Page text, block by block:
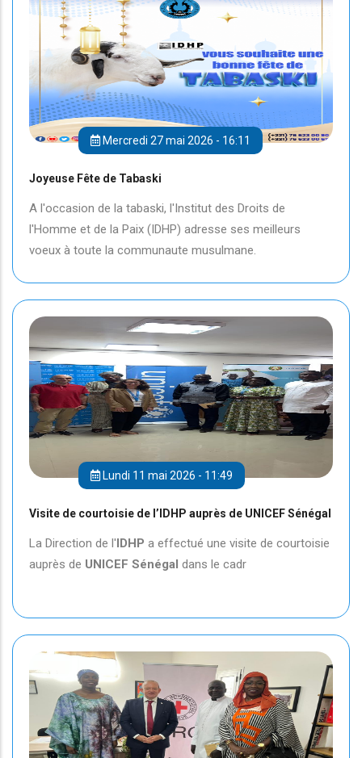
Mercredi 27 mai 2026 - 16:11
Joyeuse Fête de Tabaski
A l'occasion de la tabaski, l'Institut des Droits de
l'Homme et de la Paix (IDHP) adresse ses meilleurs
voeux à toute la communaute musulmane.
Lundi 11 mai 2026 - 11:49
Visite de courtoisie de l’IDHP auprès de UNICEF Sénégal
La Direction de l'IDHP a effectué une visite de courtoisie
auprès de UNICEF Sénégal dans le cadr